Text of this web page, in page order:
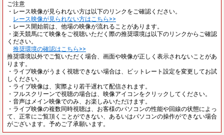
ご注意
・レース映像が見られない方は以下のリンクをご確認ください。
レース映像が見られない方はこちら>>
・レース開始前は、他場の映像が流れることがあります。
・楽天競馬にて映像をご視聴いただく際の推奨環境は以下のリンクからご確認
ください。
推奨環境の確認はこちら>>
推奨環境以外でご覧いただく場合、画面や映像が正しく表示されないことがあ
ります。
・ライブ映像がうまく視聴できない場合は、ビットレート設定を変更してお試
しください。
・ライブ映像は、実際より若干遅れて配信されます。
・フルスクリーンで視聴の場合は、映像アイコンをクリックしてください。
・音声はメイン映像でのみ、お楽しみいただけます。
・ライブ映像の複数同時視聴は、お客様のパソコンの性能や回線の状態によっ
て、正常にご覧頂くことができない、あるいはパソコンの操作ができない場合
がございます。予めご了承願います。